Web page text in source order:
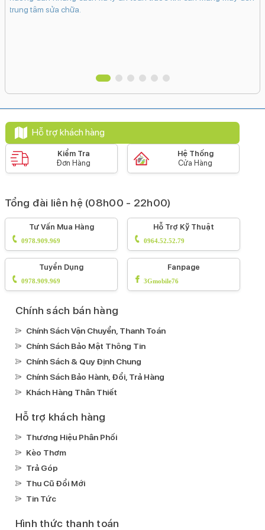
không dây MagSafeSạc không dây
Tính năng đặc biệt:
Kháng nước, bụi:
IP68
Ghi âm:
Xem phim:
H.264(MPEG4-AVC)ProResHEVC
Nghe nhạc:
MP3FLACAAC
Kết nối
Thiết kế & Chất liệu
Thiết kế:
Chất liệu:
Khung nhôm & Mặt lưng kính cường lực
Kích thước, khối lượng:
Dài 160.9 mm - Ngang 77.8 mm - Dày 7.8 mm -
Thời điểm ra mắt:
09/2023
Hãng:
iPhone (Apple)
trung tâm sửa chữa.
Hỗ trợ khách hàng
Kiểm Tra
Đơn Hàng
Hệ Thống
Cửa Hàng
Tổng đài liên hệ (08h00 - 22h00)
Tư Vấn Mua Hàng
0978.909.969
Hỗ Trợ Kỹ Thuật
0964.52.52.79
Tuyển Dụng
0978.909.969
Fanpage
3Gmobile76
Chính sách bán hàng
Chính Sách Vận Chuyển, Thanh Toán
Chính Sách Bảo Mật Thông Tin
Chính Sách & Quy Định Chung
Chính Sách Bảo Hành, Đổi, Trả Hàng
Khách Hàng Thân Thiết
Hỗ trợ khách hàng
Thương Hiệu Phân Phối
Kèo Thơm
Trả Góp
Thu Cũ Đổi Mới
Tin Tức
Hình thức thanh toán